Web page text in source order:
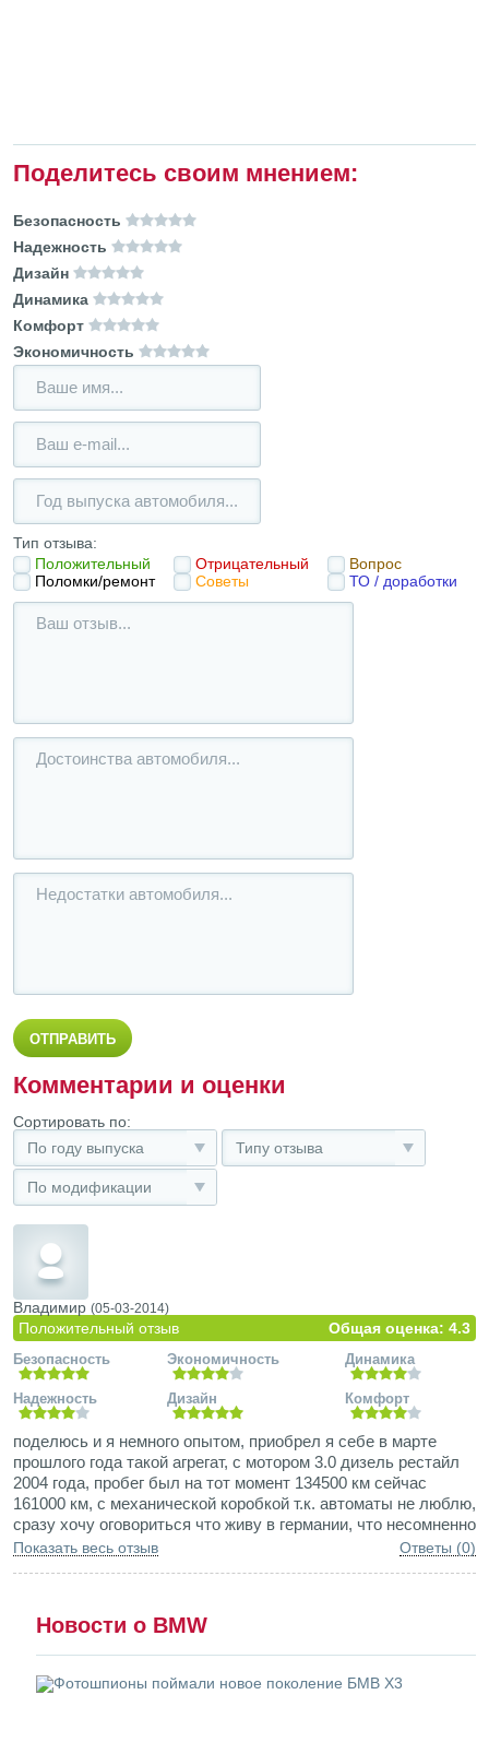
Поделитесь своим мнением:
Безопасность
Надежность
Дизайн
Динамика
Комфорт
Экономичность
Тип отзыва:
Положительный
Отрицательный
Вопрос
Поломки/ремонт
Советы ТО / доработки
Комментарии и оценки
Сортировать по:
По году выпуска
Типу отзыва
По модификации
Владимир (05-03-2014)
Положительный отзыв Общая оценка: 4.3
Безопасность Экономичность Динамика
Надежность Дизайн Комфорт
поделюсь и я немного опытом, приобрел я себе в марте
прошлого года такой агрегат, с мотором 3.0 дизель рестайл
2004 года, пробег был на тот момент 134500 км сейчас
161000 км, с механической коробкой т.к. автоматы не люблю,
сразу хочу оговориться что живу в германии, что несомненно
влияет на ресурс подвески в положительную сторону, мотор
дополнительный электронный модуль, который увеличивает
передачи, но более высоких оборотах охотнее принимает
Показать весь отзыв Ответы (0)
Новости о BMW